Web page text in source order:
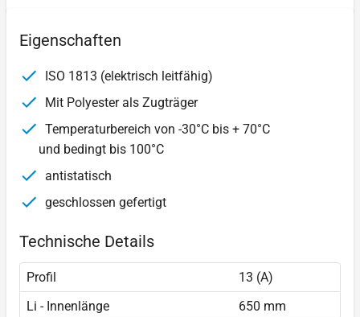
Eigenschaften
ISO 1813 (elektrisch leitfähig)
Mit Polyester als Zugträger
Temperaturbereich von -30°C bis + 70°C
und bedingt bis 100°C
antistatisch
geschlossen gefertigt
Technische Details
Profil
13 (A)
Li - Innenlänge
650 mm